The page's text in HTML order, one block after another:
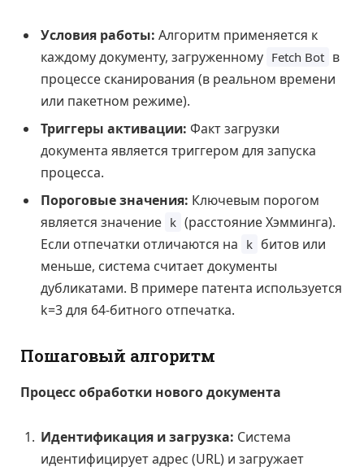
Условия работы: Алгоритм применяется к
каждому документу, загруженному Fetch Bot в
процессе сканирования (в реальном времени
или пакетном режиме).
Триггеры активации: Факт загрузки
документа является триггером для запуска
процесса.
Пороговые значения: Ключевым порогом
является значение k (расстояние Хэмминга).
Если отпечатки отличаются на k битов или
меньше, система считает документы
дубликатами. В примере патента используется
k=3 для 64-битного отпечатка.
Пошаговый алгоритм
Процесс обработки нового документа
Идентификация и загрузка: Система
идентифицирует адрес (URL) и загружает